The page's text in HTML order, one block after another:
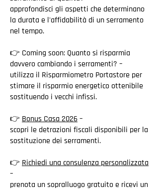
approfondisci gli aspetti che determinano
la durata e l'affidabilità di un serramento
nel tempo.
👉 Coming soon: Quanto si risparmia
davvero cambiando i serramenti? –
utilizza il Risparmiometro Portastore per
stimare il risparmio energetico ottenibile
sostituendo i vecchi infissi.
👉 Bonus Casa 2026–
scopri le detrazioni fiscali disponibili per la
sostituzione dei serramenti.
👉 Richiedi una consulenza personalizzata
–
prenota un sopralluogo gratuito e ricevi un